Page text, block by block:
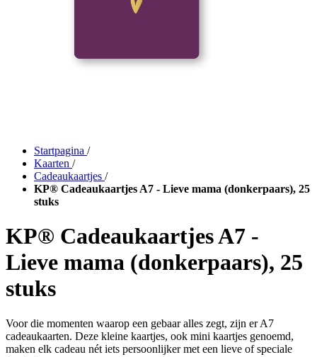
Startpagina /
Kaarten /
Cadeaukaartjes /
KP® Cadeaukaartjes A7 - Lieve mama (donkerpaars), 25
stuks
KP® Cadeaukaartjes A7 -
Lieve mama (donkerpaars), 25
stuks
Voor die momenten waarop een gebaar alles zegt, zijn er A7
cadeaukaarten. Deze kleine kaartjes, ook mini kaartjes genoemd,
maken elk cadeau nét iets persoonlijker met een lieve of speciale